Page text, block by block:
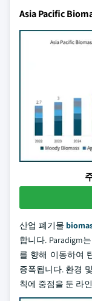
Asia Pacific
산업 폐기물
합니다. Paradigm
를 향해 이동하여
증폭됩니다. 환경
칙에 중점을 둔 라